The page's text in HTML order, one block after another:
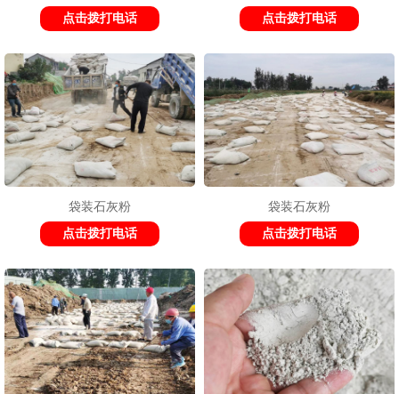
点击拨打电话
点击拨打电话
袋装石灰粉
点击拨打电话
袋装石灰粉
点击拨打电话